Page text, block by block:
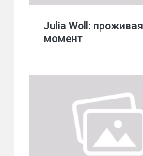
Julia Woll: проживая
момент